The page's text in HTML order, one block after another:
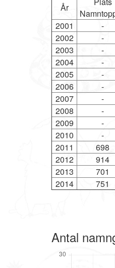
År
2001
-
2002
-
2003
-
2004
-
2005
-
2006
-
2007
-
2008
-
2009
-
2010
-
2011
698
2012
914
2013
701
2014
751
Antal